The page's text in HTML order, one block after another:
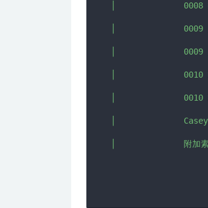
│              0008 拍
│              0009 剪
│              0009 剪
│              0010 润
│              0010 润
│              Casey
│              附加